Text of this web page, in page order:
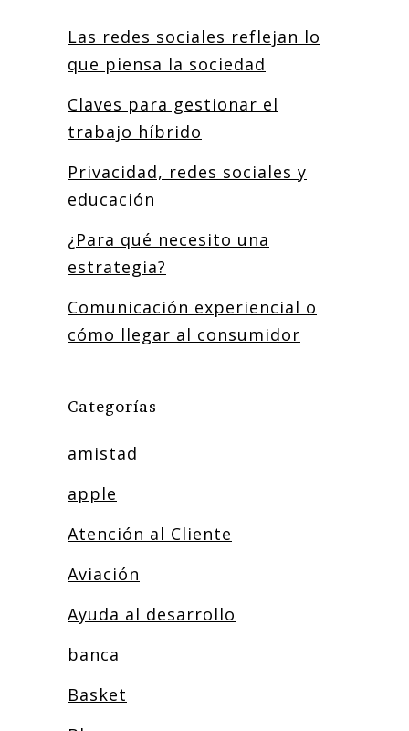
Las redes sociales reflejan lo
que piensa la sociedad
Claves para gestionar el
trabajo híbrido
Privacidad, redes sociales y
educación
¿Para qué necesito una
estrategia?
Comunicación experiencial o
cómo llegar al consumidor
Categorías
amistad
apple
Atención al Cliente
Aviación
Ayuda al desarrollo
banca
Basket